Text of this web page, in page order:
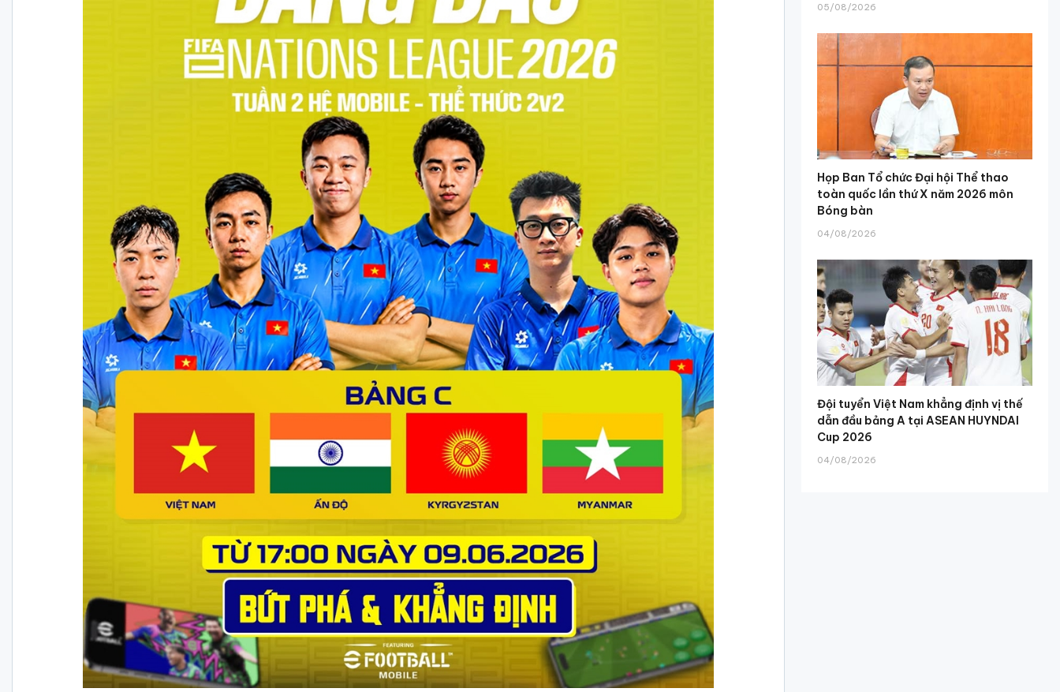
05/08/2026
Họp Ban Tổ chức Đại hội Thể thao
toàn quốc lần thứ X năm 2026 môn
Bóng bàn
04/08/2026
Đội tuyển Việt Nam khẳng định vị thế
dẫn đầu bảng A tại ASEAN HUYNDAI
Cup 2026
04/08/2026